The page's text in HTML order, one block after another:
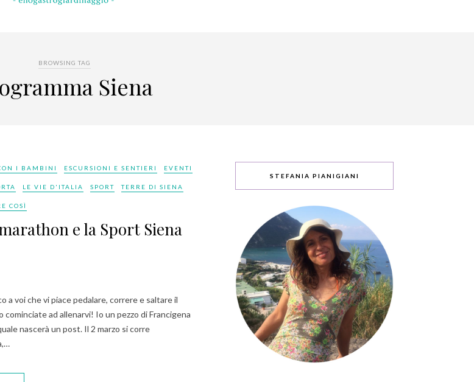
BROWSING TAG
Siena
I BAMBINI ESCURSIONI E SENTIERI EVENTI
LE VIE D'ITALIA SPORT TERRE DI SIENA
COSÌ
e la Sport Siena
voi che vi piace pedalare, correre e saltare il
cominciate ad allenarvi! Io un pezzo di Francigena
nascerà un post. Il 2 marzo si corre
STEFANIA PIANIGIANI